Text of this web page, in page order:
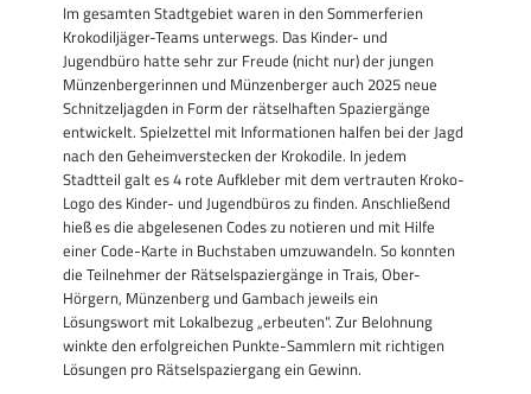
Im gesamten Stadtgebiet waren in den Sommerferien
Krokodiljäger-Teams unterwegs. Das Kinder- und
Jugendbüro hatte sehr zur Freude (nicht nur) der jungen
Münzenbergerinnen und Münzenberger auch 2025 neue
Schnitzeljagden in Form der rätselhaften Spaziergänge
entwickelt. Spielzettel mit Informationen halfen bei der Jagd
nach den Geheimverstecken der Krokodile. In jedem
Stadtteil galt es 4 rote Aufkleber mit dem vertrauten Kroko-
Logo des Kinder- und Jugendbüros zu finden. Anschließend
hieß es die abgelesenen Codes zu notieren und mit Hilfe
einer Code-Karte in Buchstaben umzuwandeln. So konnten
die Teilnehmer der Rätselspaziergänge in Trais, Ober-
Hörgern, Münzenberg und Gambach jeweils ein
Lösungswort mit Lokalbezug „erbeuten“. Zur Belohnung
winkte den erfolgreichen Punkte-Sammlern mit richtigen
Lösungen pro Rätselspaziergang ein Gewinn.